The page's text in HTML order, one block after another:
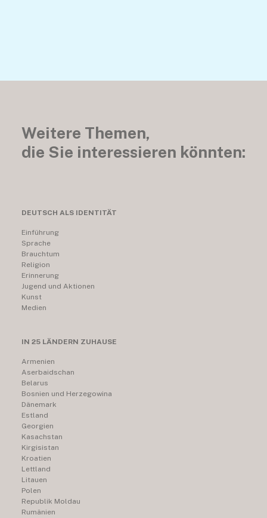
Weitere Themen,
die Sie interessieren könnten:
DEUTSCH ALS IDENTITÄT
Einführung
Sprache
Brauchtum
Religion
Erinnerung
Jugend und Aktionen
Kunst
Medien
IN 25 LÄNDERN ZUHAUSE
Armenien
Aserbaidschan
Belarus
Bosnien und Herzegowina
Dänemark
Estland
Georgien
Kasachstan
Kirgisistan
Kroatien
Lettland
Litauen
Polen
Republik Moldau
Rumänien